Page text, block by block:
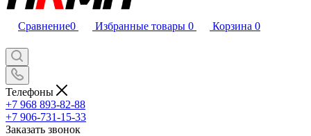
Сравнение0 Избранные товары 0 Корзина 0
Телефоны
+7 968 893-82-88
+7 906-731-15-33
Заказать звонок